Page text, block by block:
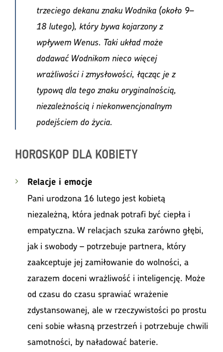
trzeciego dekanu znaku Wodnika (około 9–
18 lutego), który bywa kojarzony z
wpływem Wenus. Taki układ może
dodawać Wodnikom nieco więcej
wrażliwości i zmysłowości, łącząc je z
typową dla tego znaku oryginalnością,
niezależnością i niekonwencjonalnym
podejściem do życia.
HOROSKOP DLA KOBIETY
Relacje i emocje
Pani urodzona 16 lutego jest kobietą
niezależną, która jednak potrafi być ciepła i
empatyczna. W relacjach szuka zarówno głębi,
jak i swobody – potrzebuje partnera, który
zaakceptuje jej zamiłowanie do wolności, a
zarazem doceni wrażliwość i inteligencję. Może
od czasu do czasu sprawiać wrażenie
zdystansowanej, ale w rzeczywistości po prostu
ceni sobie własną przestrzeń i potrzebuje chwili
samotności, by naładować baterie.